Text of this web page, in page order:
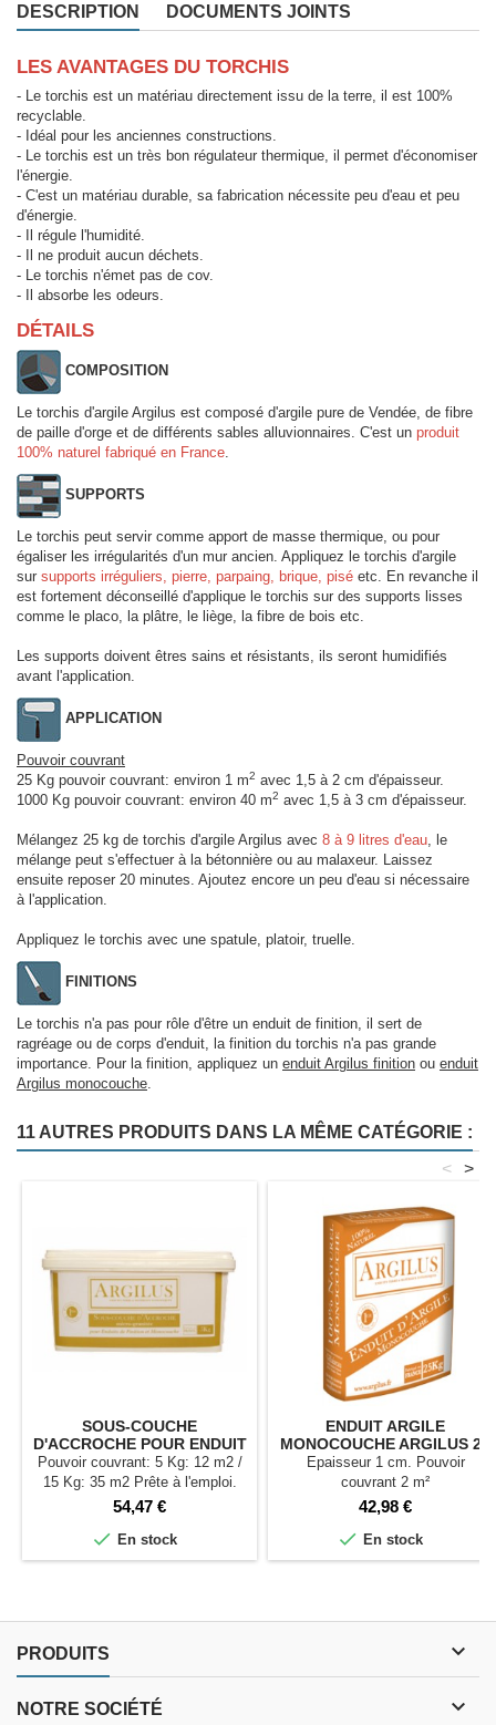
DESCRIPTION DOCUMENTS JOINTS
LES AVANTAGES DU TORCHIS
- Le torchis est un matériau directement issu de la terre, il est 100%
recyclable.
- Idéal pour les anciennes constructions.
- Le torchis est un très bon régulateur thermique, il permet d'économiser
l'énergie.
- C'est un matériau durable, sa fabrication nécessite peu d'eau et peu
d'énergie.
- Il régule l'humidité.
- Il ne produit aucun déchets.
- Le torchis n'émet pas de cov.
- Il absorbe les odeurs.
DÉTAILS
COMPOSITION
Le torchis d'argile Argilus est composé d'argile pure de Vendée, de fibre
de paille d'orge et de différents sables alluvionnaires. C'est un produit
100% naturel fabriqué en France
SUPPORTS
Le torchis peut servir comme apport de masse thermique, ou pour
égaliser les irrégularités d'un mur ancien. Appliquez le torchis d'argile
sur supports irréguliers, pierre, parpaing, brique, pisé etc. En revanche il
est fortement déconseillé d'applique le torchis sur des supports lisses
comme le placo, la plâtre, le liège, la fibre de bois etc.
Les supports doivent êtres sains et résistants, ils seront humidifiés
avant l'application.
APPLICATION
Pouvoir couvrant
25 Kg pouvoir couvrant: environ 1 m2 avec 1,5 à 2 cm d'épaisseur.
1000 Kg pouvoir couvrant: environ 40 m2 avec 1,5 à 3 cm d'épaisseur.
Mélangez 25 kg de torchis d'argile Argilus avec 8 à 9 litres d'eau , le
mélange peut s'effectuer à la bétonnière ou au malaxeur. Laissez
ensuite reposer 20 minutes. Ajoutez encore un peu d'eau si nécessaire
à l'application.
Appliquez le torchis avec une spatule, platoir, truelle.
FINITIONS
Le torchis n'a pas pour rôle d'être un enduit de finition, il sert de
ragréage ou de corps d'enduit, la finition du torchis n'a pas grande
importance. Pour la finition, appliquez un enduit Argilus finition ou enduit
Argilus monocouche
11 AUTRES PRODUITS DANS LA MÊME CATÉGORIE :
>
<
SOUS-COUCHE
D'ACCROCHE POUR ENDUIT
DE FINITION
Pouvoir couvrant: 5 Kg: 12 m2 /
15 Kg: 35 m2 Prête à l'emploi.
Grain 1 mm.
Prix
54,47 €
 En stock
ENDUIT ARGILE
MONOCOUCHE ARGILUS 25
KG
Epaisseur 1 cm. Pouvoir
couvrant 2 m²
Prix
42,98 €
 En stock
PRODUITS 
NOTRE SOCIÉTÉ 